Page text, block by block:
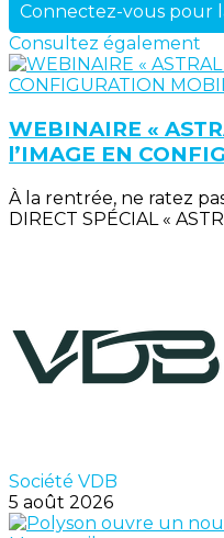
Connectez-vous pour
Consultez également
WEBINAIRE «
l’IMAGE EN
À la rentrée, ne ratez
DIRECT SPÉCIAL «
Société VDB
5 août 2026